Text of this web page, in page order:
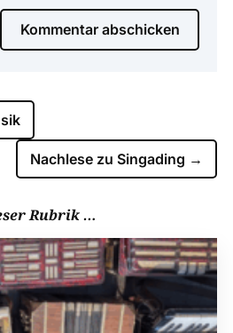
Kommentar abschicken
Nachlese zu Singading →
Rubrik …